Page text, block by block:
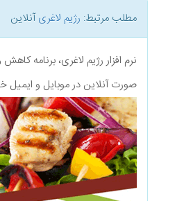
مطلب مرتبط: رژیم لاغریآنلاین
نرم افزار رژیم لاغری، برنامه
صورت آنلاین در موبایل و ایمیل